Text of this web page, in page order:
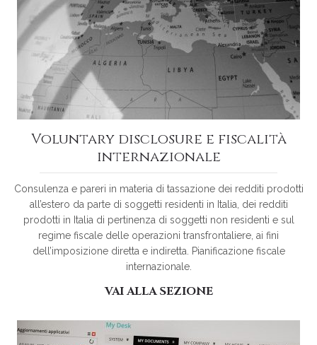
Voluntary disclosure e fiscalità
internazionale
Consulenza e pareri in materia di tassazione dei redditi prodotti
all’estero da parte di soggetti residenti in Italia, dei redditi
prodotti in Italia di pertinenza di soggetti non residenti e sul
regime fiscale delle operazioni transfrontaliere, ai fini
dell’imposizione diretta e indiretta. Pianificazione fiscale
internazionale.
VAI ALLA SEZIONE